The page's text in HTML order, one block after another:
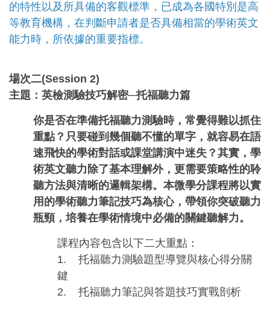
的特性以及所具備的客觀標準，已成為各國特別是高
等教育機構，在判斷申請者是否具備相當的學術英文
能力時，所依據的重要指標。
場次二(Session 2)
主題：英檢測驗技巧解密─托福聽力篇
你是否在準備托福聽力測驗時，常覺得難以抓住
重點？只要碰到幾個聽不懂的單字，就容易在語
速飛快的學術對話或課堂講演中迷失？其實，學
術英文聽力除了基本理解外，更需要策略性的聆
聽方法與清晰的邏輯架構。本微學分課程將以實
用的學術聽力筆記技巧為核心，帶領你突破聽力
瓶頸，培養在學術情境中必備的關鍵聽解力。
課程內容包含以下二大重點：
1. 托福聽力測驗題型導覽與核心得分關
鍵
2. 托福聽力筆記與答題技巧實戰剖析